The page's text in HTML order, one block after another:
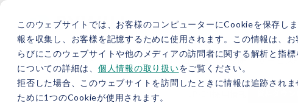
このウェブサイトでは、お客様のコンピューターにCookieを保存し
報を収集し、お客様を記憶するために使用されます。この情報は、
らびにこのウェブサイトや他のメディアの訪問者に関する解析と指
についての詳細は、 個人情報の取り扱いをご覧ください。
拒否した場合、このウェブサイトを訪問したときに情報は追跡され
ために1つのCookieが使用されます。
5分で分かるバイウィル カーボンニュートラル総研 サービス